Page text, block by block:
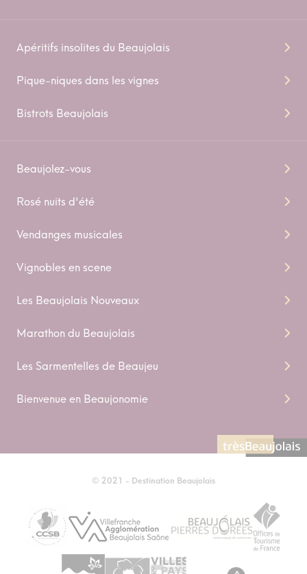
Apéritifs insolites du Beaujolais
Pique-niques dans les vignes
Bistrots Beaujolais
Beaujolez-vous
Rosé nuits d'été
Vendanges musicales
Vignobles en scene
Les Beaujolais Nouveaux
Marathon du Beaujolais
Les Sarmentelles de Beaujeu
Bienvenue en Beaujonomie
© 2021 - Destination Beaujolais